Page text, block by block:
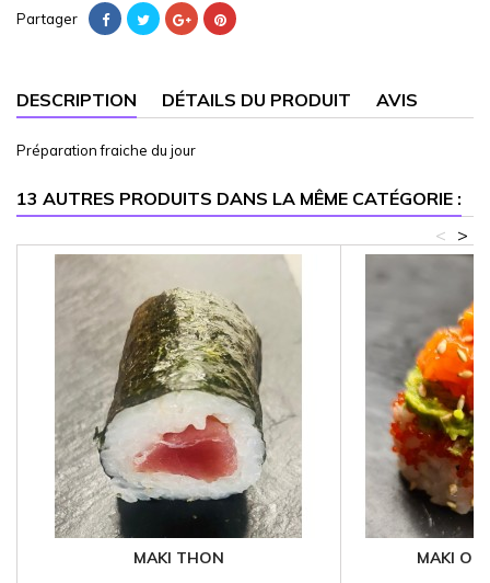
Partager
DESCRIPTION DÉTAILS DU PRODUIT AVIS
Préparation fraiche du jour
13 AUTRES PRODUITS DANS LA MÊME CATÉGORIE :
>
<
MAKI THON MAKI